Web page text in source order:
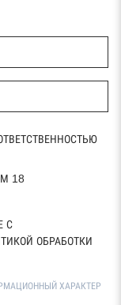
18
С
ОБРАБОТКИ
ХАРАКТЕР